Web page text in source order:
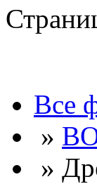
Все
»
»